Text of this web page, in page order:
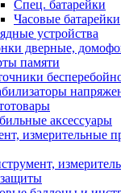
Спец. батарейки
Часовые батарейки
устройства
дверные,
памяти
аксессуары
измерительные
защиты